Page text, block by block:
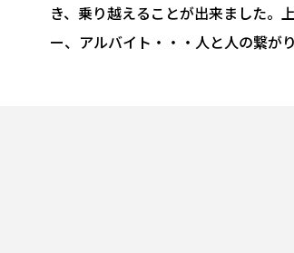
き、乗り越えることが出来ました。
ー、アルバイト・・・人と人の繋が